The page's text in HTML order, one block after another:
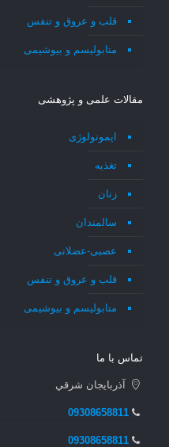
قلب و عروق و تنفس
متابولیسم و بیوشیمی
مقالات علمی و پژوهشی
ایمونولوژی
تغذیه
زنان
سالمندان
عصبی-عضلانی
قلب و عروق و تنفس
متابولیسم و بیوشیمی
تماس با ما
آذربايجان شرقي
09308658811
09308658811